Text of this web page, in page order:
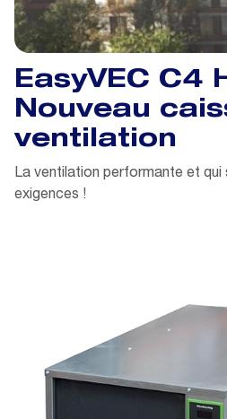
EasyVEC C4
Nouveau
ventilation
La ventilation performante et qui
exigences !